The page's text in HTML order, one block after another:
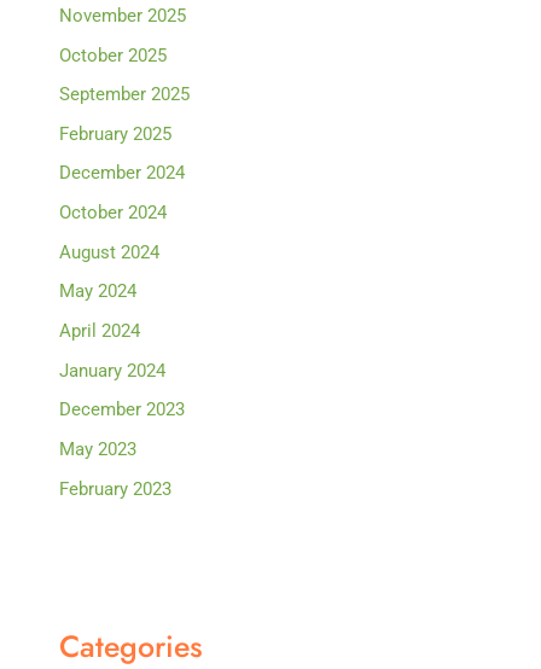
November 2025
October 2025
September 2025
February 2025
December 2024
October 2024
August 2024
May 2024
April 2024
January 2024
December 2023
May 2023
February 2023
Categories